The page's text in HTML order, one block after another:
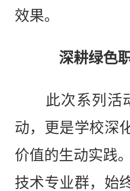
效果。
深耕绿色
此次系列活动
动，更是学校深
价值的生动实践
技术专业群，始